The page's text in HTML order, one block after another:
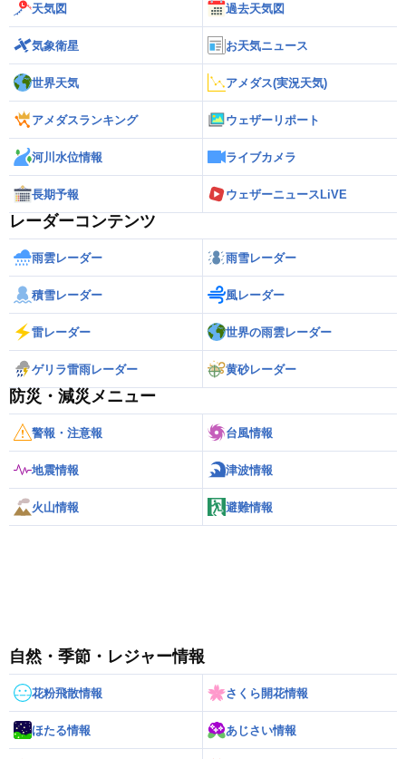
天気図 過去天気図
気象衛星 お天気ニュース
世界天気 アメダス(実況天気)
アメダスランキング ウェザーリポート
河川水位情報 ライブカメラ
長期予報 ウェザーニュースLiVE
レーダーコンテンツ
雨雲レーダー 雨雪レーダー
積雪レーダー 風レーダー
雷レーダー 世界の雨雲レーダー
ゲリラ雷雨レーダー 黄砂レーダー
防災・減災メニュー
警報・注意報 台風情報
地震情報 津波情報
火山情報 避難情報
自然・季節・レジャー情報
花粉飛散情報 さくら開花情報
ほたる情報 あじさい情報